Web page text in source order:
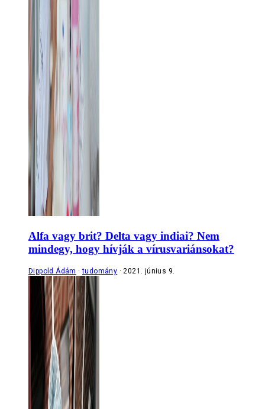
Alfa vagy brit? Delta vagy indiai? Nem
mindegy, hogy hívják a vírusvariánsokat?
Dippold Ádám tudomány 2021. június 9.